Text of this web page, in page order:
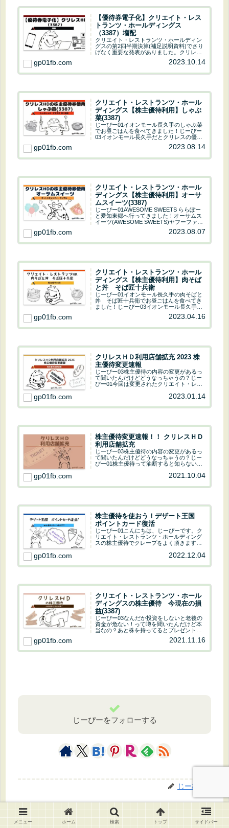
【優待券電子化】クリエイト・レス
トランツ・ホールディングス
（3387）増配
クリエイト・レストランツ・ホールディン
グスの第2四半期決算(補足説明資料)でさり
げなく重要な発表がありました。クリレス
ＨＤ 優待券電子化へ引用元：株式会社ク
リエイト・レストランツ・ホールディング
gp01fb.com 2023.10.14
クリエイト・レストランツ・ホール
菜(3387)
じーぴー01イオンモール長久手のしゃぶ菜
でお昼ごはんを食べてきました！じーぴー
03イオンモール長久手だとクリレスの優待
が使えるお店が複数あるね♪株主優待を使用
してきましたしゃぶ菜 イオンモール長久
gp01fb.com 2023.08.14
クリエイト・レストランツ・ホール
ムスイーツ(3387)
じーぴー01AWESOME SWEETS ららぽー
と愛知東郷へ行ってきました！オーサムス
イーツ(AWESOME SWEETS)ヤフーファイ
ナンスでクリエイト・レストランツ・ホー
ルディングスをチェックオーサムスイーツ
gp01fb.com 2023.08.07
クリエイト・レストランツ・ホール
と丼 そば匠十兵衛
じーぴー01イオンモール長久手の肉そばと
丼 そば匠十兵衛でお昼ごはんを食べてき
ました！じーぴー03イオンモール長久手だ
とクリレスの優待が使えるお店が複数ある
ね♪株主優待を使用してきました肉そばと
gp01fb.com 2023.04.16
クリレスＨＤ利用店舗拡充 2023 株
主優待変更速報
じーぴー03株主優待の内容の変更があるっ
て聞いたんだけどどうなっちゃうの？じー
ぴー01今回は変更されたクリエイト・レス
トランツ・ホールディングスの株主優待の
変更点をチェックしてみよう！前回は2021
gp01fb.com 2023.01.14
株主優待変更速報！！ クリレスＨＤ
じーぴー03株主優待の内容の変更があるっ
て聞いたんだけどどうなっちゃうの？じー
ぴー01株主優待って油断すると知らないう
ちに変更することがあるよ。会社の業績が
良いと改善するし、悪ければ貰えるものが
減っちゃうよ。ひどい時は廃止になっちゃ
gp01fb.com 2021.10.04
株主優待を使おう！デザート王国
ポイントカード復活
じーぴー01こんにちは、じーぴーです。ク
リエイト・レストランツ・ホールディング
スの株主優待でクレープをよく頂きます。
子ども達が大好きなので大助かりです～じ
ーぴー03優待券の大半がデザート王国だよ
gp01fb.com 2022.12.04
クリエイト・レストランツ・ホール
益(3387)
じーぴー03なんだか投資をしないと老後の
資金が危ない！って噂を聞いたんだけど本
当なの？あと株を持ってるとプレゼントが
もらえるって聞いたけどそれも本当なの？
じーぴー01あまり噂に踊らされてはいけな
いけど投資をするのは悪くないよ。株を持
gp01fb.com 2021.11.16
じーぴーをフォローする
関連記事
メニュー ホーム 検索 トップ サイドバー